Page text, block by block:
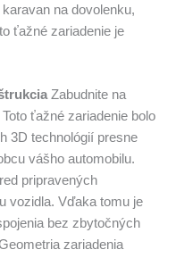
na dovolenku,
ťažné zariadenie je
Zabudnite na
ťažné zariadenie bolo
3D technológií presne
vášho automobilu.
pripravených
vozidla. Vďaka tomu je
bez zbytočných
zariadenia